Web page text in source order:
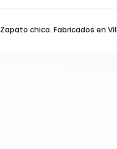
Zapato chica. Fabricados en